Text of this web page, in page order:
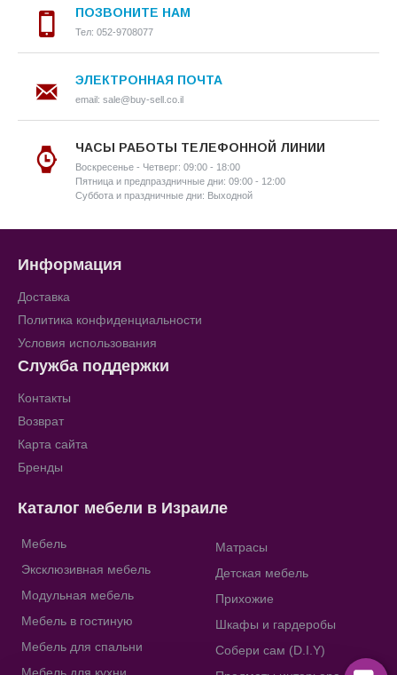
ПОЗВОНИТЕ НАМ
Тел: 052-9708077
ЭЛЕКТРОННАЯ ПОЧТА
email: sale@buy-sell.co.il
ЧАСЫ РАБОТЫ ТЕЛЕФОННОЙ ЛИНИИ
Воскресенье - Четверг: 09:00 - 18:00
Пятница и предпраздничные дни: 09:00 - 12:00
Суббота и праздничные дни: Выходной
Информация
Доставка
Политика конфиденциальности
Условия использования
Служба поддержки
Контакты
Возврат
Карта сайта
Бренды
Каталог мебели в Израиле
Мебель
Эксклюзивная мебель
Модульная мебель
Мебель в гостиную
Мебель для спальни
Матрасы
Детская мебель
Прихожие
Шкафы и гардеробы
Собери сам (D.I.Y)